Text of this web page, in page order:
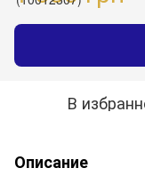
В
Описание